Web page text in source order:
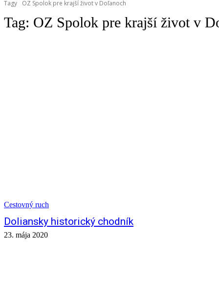
Tagy OZ Spolok pre krajší život v Doľanoch
Tag: OZ Spolok pre krajší život v
Cestovný ruch
Doliansky historický chodník
23. mája 2020